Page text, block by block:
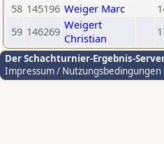
58 145196 Weiger Marc
59 146269 Weigert
Christian
Der Schachturnier-Ergebnis-
Impressum / Nutzungsbedingungen